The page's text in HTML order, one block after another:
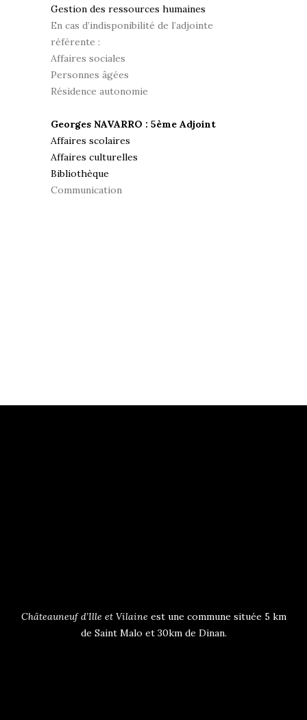
Gestion des ressources humaines
En cas d’indisponibilité de l’adjointe
référente :
Affaires sociales
Personnes âgées
Résidence autonomie
Georges NAVARRO : 5ème Adjoint
Affaires scolaires
Affaires culturelles
Bibliothèque
Communication
Châteauneuf d’Ille et Vilaine est une commune située 5 km
de Saint Malo et 30km de Dinan.